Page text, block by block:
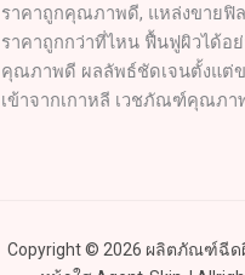
ราคาถูกคุณภาพดี, แหล่งขายฟิ
ราคาถูกกว่าที่ไหน ฟื้นฟูผิวได้อ
คุณภาพดี ผลลัพธ์ชัดเจนตั้งแต่ข
เข้าจากเกาหลี เวชภัณฑ์คุณภา
Copyright © 2026 ผลิตภัณฑ์ฉี